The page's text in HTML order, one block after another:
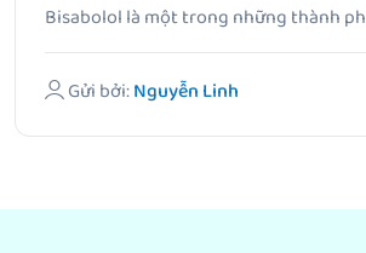
Bisabolol là một trong những thành
nhiên lành.
Gửi bởi:Nguyễn Linh